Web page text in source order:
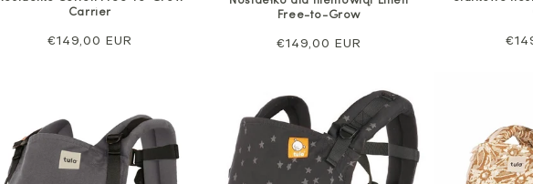
Carrier
Cena
€149,00 EUR
Free-to-Grow
Cena
€149,00 EUR